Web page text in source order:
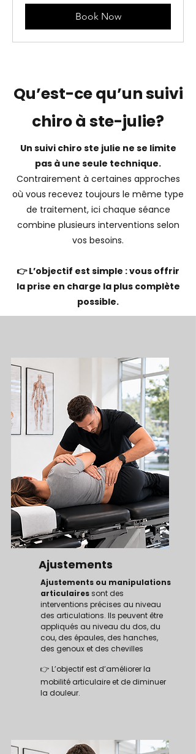
Book Now
Qu’est-ce qu’un suivi
chiro à ste-julie?
Un suivi chiro ste julie ne se limite
pas à une seule technique.
Contrairement à certaines approches
où vous recevez toujours le même type
de traitement, ici chaque séance
combine plusieurs interventions selon
vos besoins.
👉 L’objectif est simple : vous offrir
la prise en charge la plus complète
possible.
Ajustements
Ajustements ou manipulations
articulaires sont des
interventions précises au niveau
des articulations. Ils peuvent être
appliqués au niveau du dos, du
cou, des épaules, des hanches,
des genoux et des chevilles
👉 L’objectif est d’améliorer la
mobilité articulaire et de diminuer
la douleur.